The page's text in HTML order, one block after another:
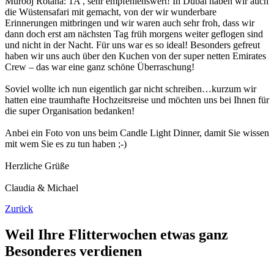
die Wüstensafari mit gemacht, von der wir wunderbare
Erinnerungen mitbringen und wir waren auch sehr froh, dass wir
dann doch erst am nächsten Tag früh morgens weiter geflogen sind
und nicht in der Nacht. Für uns war es so ideal! Besonders gefreut
haben wir uns auch über den Kuchen von der super netten Emirates
Crew – das war eine ganz schöne Überraschung!
Soviel wollte ich nun eigentlich gar nicht schreiben…kurzum wir
hatten eine traumhafte Hochzeitsreise und möchten uns bei Ihnen für
die super Organisation bedanken!
Anbei ein Foto von uns beim Candle Light Dinner, damit Sie wissen
mit wem Sie es zu tun haben ;-)
Herzliche Grüße
Claudia & Michael
Zurück
Weil Ihre Flitterwochen etwas ganz
Besonderes verdienen